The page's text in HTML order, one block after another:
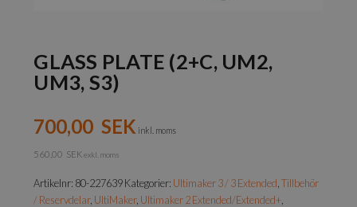
GLASS PLATE (2+C, UM2,
UM3, S3)
700,00 SEK inkl. moms
560,00 SEK exkl. moms
Artikelnr: 80-227639Kategorier: Ultimaker 3 / 3 Extended ,Tillbehör
/ Reservdelar, UltiMaker, Ultimaker 2 Extended/Extended+